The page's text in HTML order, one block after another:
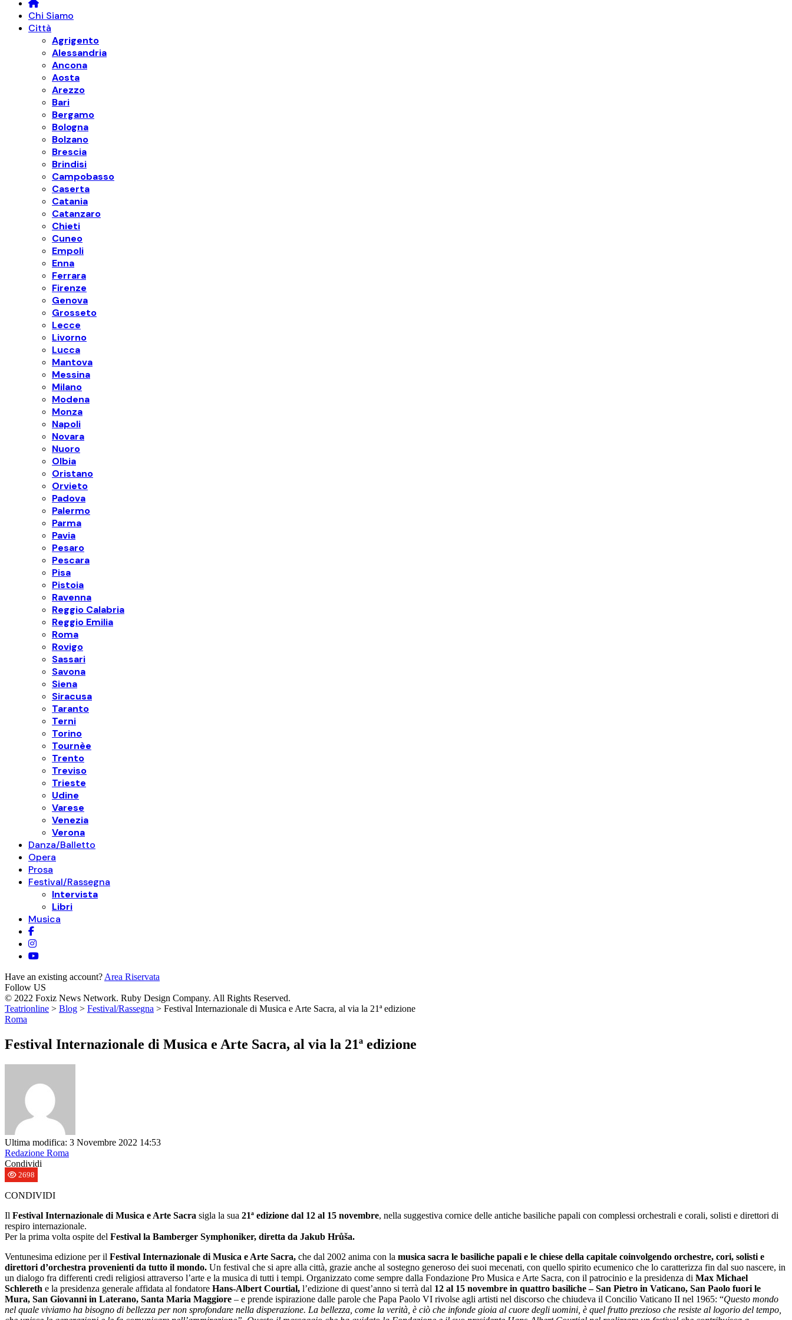
Chi Siamo
Città
Agrigento
Alessandria
Ancona
Aosta
Arezzo
Bari
Bergamo
Bologna
Bolzano
Brescia
Brindisi
Campobasso
Caserta
Catania
Catanzaro
Chieti
Cuneo
Empoli
Enna
Ferrara
Firenze
Genova
Grosseto
Lecce
Livorno
Lucca
Mantova
Messina
Milano
Modena
Monza
Napoli
Novara
Nuoro
Olbia
Oristano
Orvieto
Padova
Palermo
Parma
Pavia
Pesaro
Pescara
Pisa
Pistoia
Ravenna
Reggio Calabria
Reggio Emilia
Roma
Rovigo
Sassari
Savona
Siena
Siracusa
Taranto
Terni
Torino
Tournèe
Trento
Treviso
Trieste
Udine
Varese
Venezia
Verona
Danza/Balletto
Opera
Prosa
Festival/Rassegna
Intervista
Libri
Musica
Have an existing account? Area Riservata
Follow US
© 2022 Foxiz News Network. Ruby Design Company. All Rights Reserved.
Teatrionline > Blog > Festival/Rassegna > Festival Internazionale di Musica e Arte Sacra, al via la 21ª edizione
Roma
Festival Internazionale di Musica e Arte Sacra, al via la 21ª edizione
Ultima modifica: 3 Novembre 2022 14:53
Redazione Roma
Condividi
2698
CONDIVIDI
Il Festival Internazionale di Musica e Arte Sacra sigla la sua 21ª edizione dal 12 al 15 novembre, nella suggestiva cornice delle antiche basiliche papali con complessi orchestrali e corali, solisti e direttori di
respiro internazionale.
Per la prima volta ospite del Festival la Bamberger Symphoniker, diretta da Jakub Hrůša.
Ventunesima edizione per il Festival Internazionale di Musica e Arte Sacra, che dal 2002 anima con la musica sacra le basiliche papali e le chiese della capitale coinvolgendo orchestre, cori, solisti e
direttori d’orchestra provenienti da tutto il mondo. Un festival che si apre alla città, grazie anche al sostegno generoso dei suoi mecenati, con quello spirito ecumenico che lo caratterizza fin dal suo nascere, in
un dialogo fra differenti credi religiosi attraverso l’arte e la musica di tutti i tempi. Organizzato come sempre dalla Fondazione Pro Musica e Arte Sacra, con il patrocinio e la presidenza di Max Michael
Schlereth e la presidenza generale affidata al fondatore Hans-Albert Courtial, l’edizione di quest’anno si terrà dal 12 al 15 novembre in quattro basiliche – San Pietro in Vaticano, San Paolo fuori le
Mura, San Giovanni in Laterano, Santa Maria Maggiore – e prende ispirazione dalle parole che Papa Paolo VI rivolse agli artisti nel discorso che chiudeva il Concilio Vaticano II nel 1965: “Questo mondo
nel quale viviamo ha bisogno di bellezza per non sprofondare nella disperazione. La bellezza, come la verità, è ciò che infonde gioia al cuore degli uomini, è quel frutto prezioso che resiste al logorio del tempo,